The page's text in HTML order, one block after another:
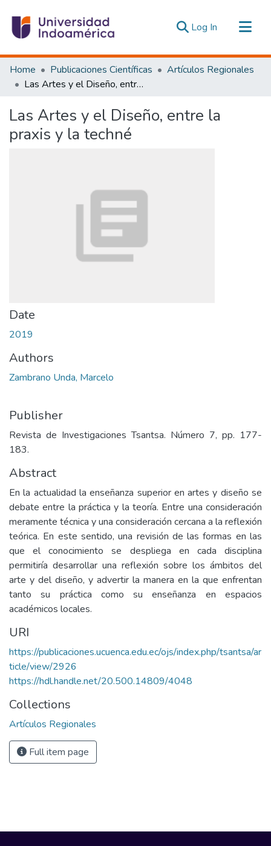
Log In (current)
Communities & Collections
All of DSpace
Estadísticas Externas
Home Publicaciones Científicas
Artículos Regionales
Las Artes y el Diseño, entre la praxis y la techné
Las Artes y el Diseño, entre la
praxis y la techné
Date
2019
Authors
Zambrano Unda, Marcelo
Publisher
Revista de Investigaciones Tsantsa. Número 7, pp. 177-
183.
Abstract
En la actualidad la enseñanza superior en artes y diseño se
debate entre la práctica y la teoría. Entre una consideración
meramente técnica y una consideración cercana a la reflexión
teórica. En este sentido, una revisión de las formas en las
que el conocimiento se despliega en cada disciplina
permitiría desarrollar una reflexión sobre los ámbitos del
arte y del diseño, y advertir la manera en la que enfrentan
tanto su práctica como su enseñanza en espacios
académicos locales.
URI
https://publicaciones.ucuenca.edu.ec/ojs/index.php/tsantsa/ar
ticle/view/2926
https://hdl.handle.net/20.500.14809/4048
Collections
Artículos Regionales
Full item page